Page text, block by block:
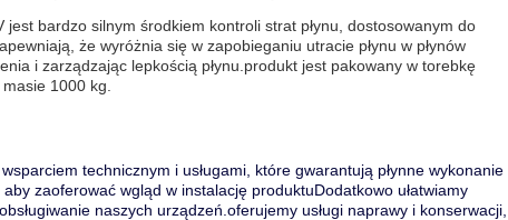
bardzo silnym środkiem kontroli strat płynu, dostosowanym do
że wyróżnia się w zapobieganiu utracie płynu w płynów
i zarządzając lepkością płynu.produkt jest pakowany w torebkę
1000 kg.
technicznym i usługami, które gwarantują płynne wykonanie
zaoferować wgląd w instalację produktuDodatkowo ułatwiamy
naszych urządzeń.oferujemy usługi naprawy i konserwacji,